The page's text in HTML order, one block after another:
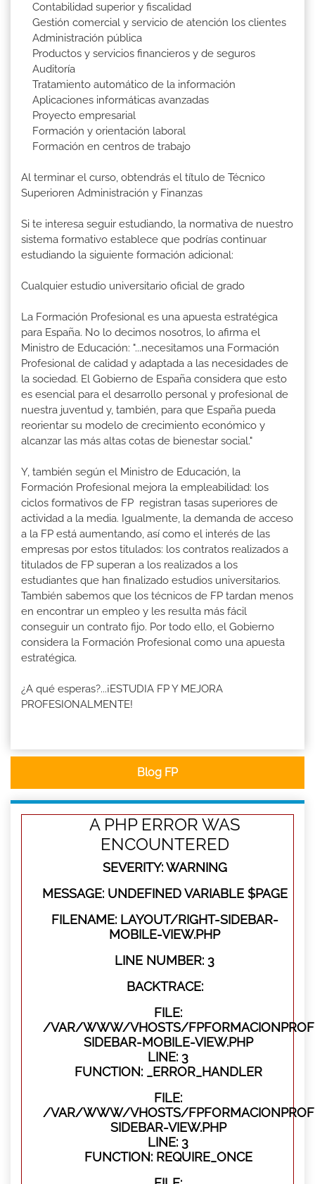
Contabilidad superior y fiscalidad
Gestión comercial y servicio de atención los clientes
Administración pública
Productos y servicios financieros y de seguros
Auditoría
Tratamiento automático de la información
Aplicaciones informáticas avanzadas
Proyecto empresarial
Formación y orientación laboral
Formación en centros de trabajo
Al terminar el curso, obtendrás el título de Técnico
Superioren Administración y Finanzas
Si te interesa seguir estudiando, la normativa de nuestro
sistema formativo establece que podrías continuar
estudiando la siguiente formación adicional:
Cualquier estudio universitario oficial de grado
La Formación Profesional es una apuesta estratégica
para España. No lo decimos nosotros, lo afirma el
Ministro de Educación: "...necesitamos una Formación
Profesional de calidad y adaptada a las necesidades de
la sociedad. El Gobierno de España considera que esto
es esencial para el desarrollo personal y profesional de
nuestra juventud y, también, para que España pueda
reorientar su modelo de crecimiento económico y
alcanzar las más altas cotas de bienestar social."
Y, también según el Ministro de Educación, la
Formación Profesional mejora la empleabilidad: los
ciclos formativos de FP registran tasas superiores de
actividad a la media. Igualmente, la demanda de acceso
a la FP está aumentando, así como el interés de las
empresas por estos titulados: los contratos realizados a
titulados de FP superan a los realizados a los
estudiantes que han finalizado estudios universitarios.
También sabemos que los técnicos de FP tardan menos
en encontrar un empleo y les resulta más fácil
conseguir un contrato fijo. Por todo ello, el Gobierno
considera la Formación Profesional como una apuesta
estratégica.
¿A qué esperas?...¡ESTUDIA FP Y MEJORA
PROFESIONALMENTE!
Blog FP
A PHP ERROR WAS
ENCOUNTERED
SEVERITY: WARNING
MESSAGE: UNDEFINED VARIABLE $PAGE
FILENAME: LAYOUT/RIGHT-SIDEBAR-
MOBILE-VIEW.PHP
LINE NUMBER: 3
BACKTRACE:
FILE:
/VAR/WWW/VHOSTS/
SIDEBAR-MOBILE-VIEW.PHP
LINE: 3
FUNCTION: _ERROR_HANDLER
FILE:
/VAR/WWW/VHOSTS/
SIDEBAR-VIEW.PHP
LINE: 3
FUNCTION: REQUIRE_ONCE